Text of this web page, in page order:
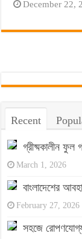
December 22,
Recent
গ্রীষ্মকালীন
March 1, 2026
বাংলাদেশের
February 27, 2026
সহজে